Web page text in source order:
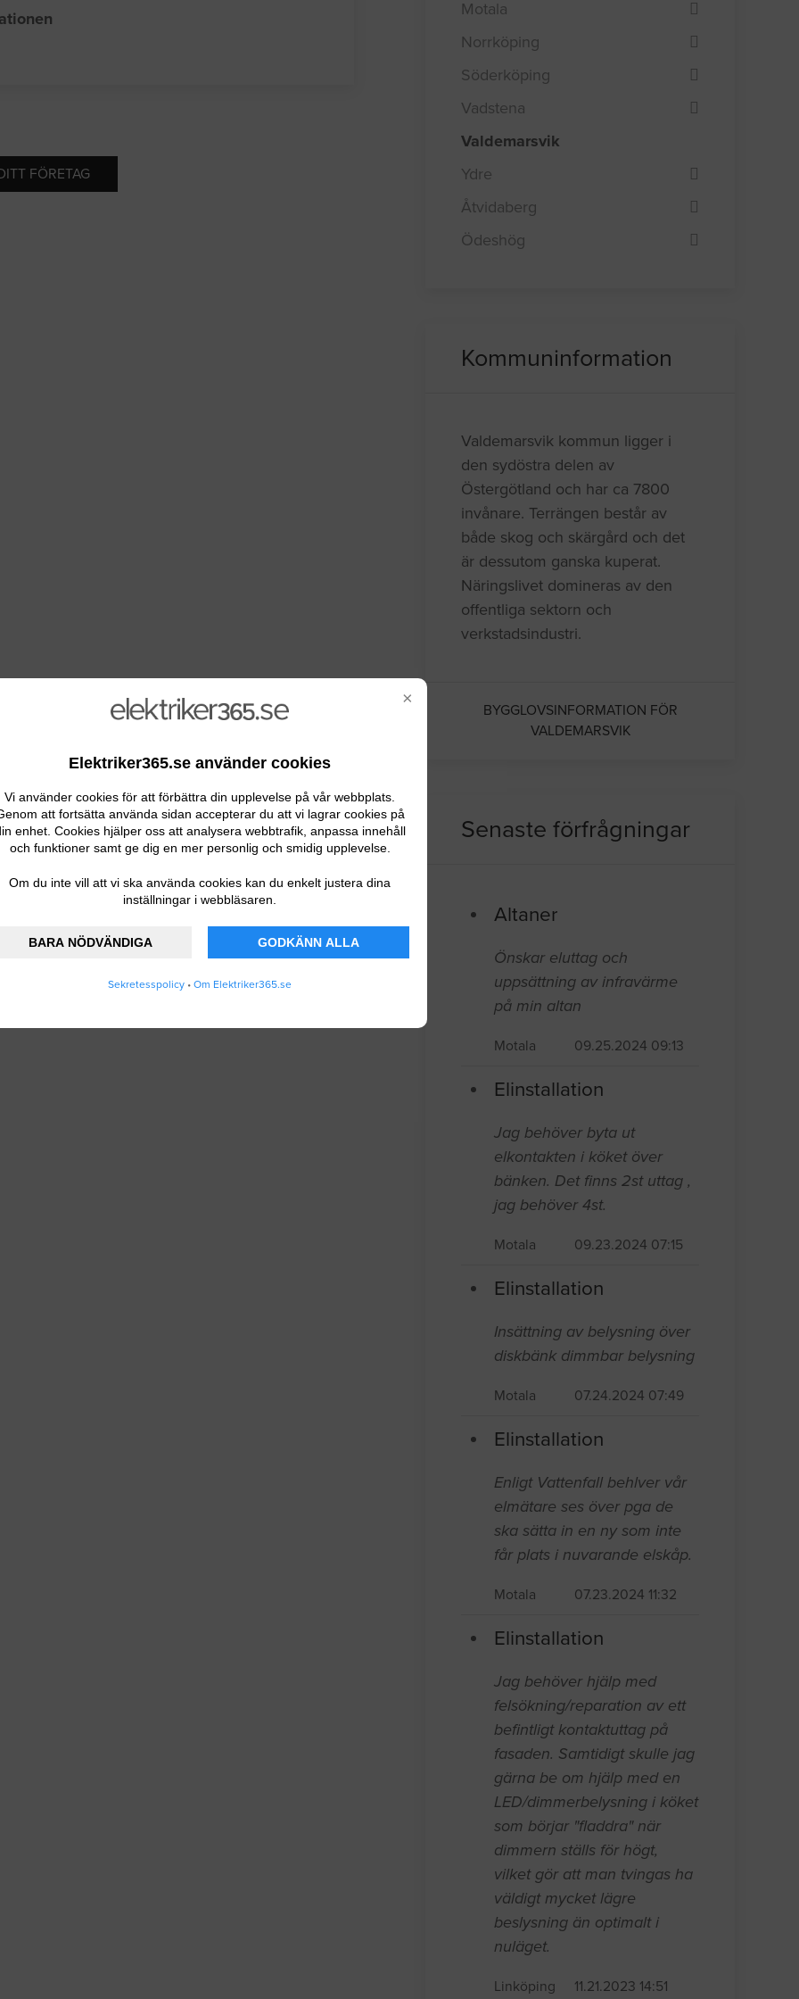
×
Elektriker365.se använder cookies
Vi använder cookies för att förbättra din upplevelse på vår webbplats.
att fortsätta använda sidan accepterar du att vi lagrar cookies på
enhet. Cookies hjälper oss att analysera webbtrafik, anpassa innehåll
och funktioner samt ge dig en mer personlig och smidig upplevelse.
Om du inte vill att vi ska använda cookies kan du enkelt justera dina
inställningar i webbläsaren.
BARA NÖDVÄNDIGA GODKÄNN ALLA
Sekretesspolicy • Om Elektriker365.se
FÖRETAG
Motala
Norrköping
Söderköping
Vadstena
Valdemarsvik
Ydre
Åtvidaberg
Ödeshög
Kommuninformation
Valdemarsvik kommun ligger i
den sydöstra delen av
Östergötland och har ca 7800
invånare. Terrängen består av
både skog och skärgård och det
är dessutom ganska kuperat.
Näringslivet domineras av den
offentliga sektorn och
verkstadsindustri.
BYGGLOVSINFORMATION FÖR
VALDEMARSVIK
Senaste förfrågningar
Altaner
Önskar eluttag och
uppsättning av infravärme
på min altan
Motala 09.25.2024 09:13
Elinstallation
Jag behöver byta ut
elkontakten i köket över
bänken. Det finns 2st uttag ,
jag behöver 4st.
Motala 09.23.2024 07:15
Elinstallation
Insättning av belysning över
diskbänk dimmbar belysning
Motala 07.24.2024 07:49
Elinstallation
Enligt Vattenfall behlver vår
elmätare ses över pga de
ska sätta in en ny som inte
får plats i nuvarande elskåp.
Motala 07.23.2024 11:32
Elinstallation
Jag behöver hjälp med
felsökning/reparation av ett
befintligt kontaktuttag på
fasaden. Samtidigt skulle jag
gärna be om hjälp med en
LED/dimmerbelysning i köket
som börjar "fladdra" när
dimmern ställs för högt,
vilket gör att man tvingas ha
väldigt mycket lägre
beslysning än optimalt i
nuläget.
Linköping 11.21.2023 14:51